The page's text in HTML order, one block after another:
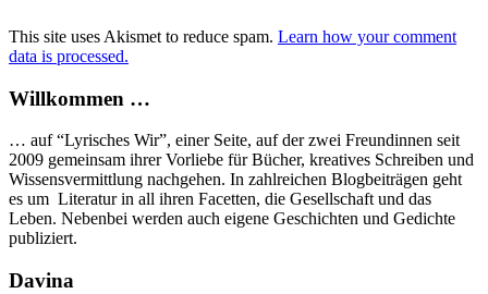
This site uses Akismet to reduce spam. Learn how your comment
data is processed.
Willkommen …
… auf “Lyrisches Wir”, einer Seite, auf der zwei Freundinnen seit
2009 gemeinsam ihrer Vorliebe für Bücher, kreatives Schreiben und
Wissensvermittlung nachgehen. In zahlreichen Blogbeiträgen geht
es um Literatur in all ihren Facetten, die Gesellschaft und das
Leben. Nebenbei werden auch eigene Geschichten und Gedichte
publiziert.
Davina